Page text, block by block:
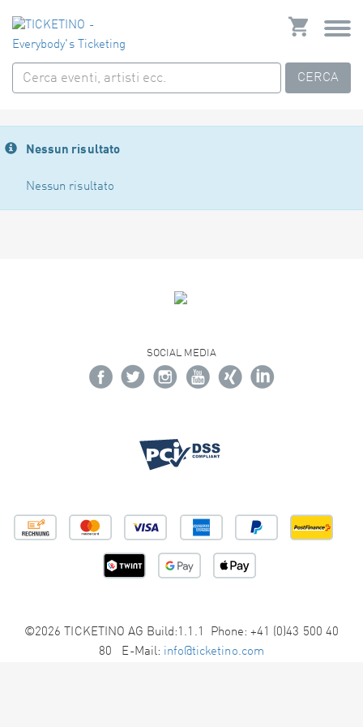
CERCA
Nessun risultato
Nessun risultato
SOCIAL MEDIA
©2026 TICKETINO AG Build:1.1.1 Phone: +41 (0)43 500 40
80 E-Mail: info@ticketino.com